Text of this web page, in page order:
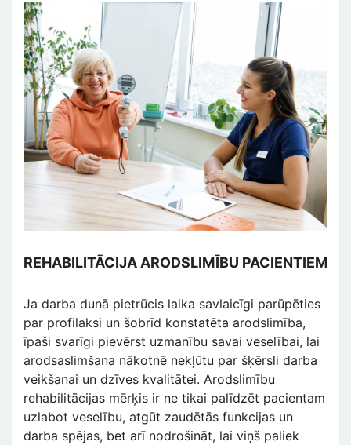
REHABILITĀCIJA ARODSLIMĪBU PACIENTIEM
Ja darba dunā pietrūcis laika savlaicīgi parūpēties
par profilaksi un šobrīd konstatēta arodslimība,
īpaši svarīgi pievērst uzmanību savai veselībai, lai
arodsaslimšana nākotnē nekļūtu par šķērsli darba
veikšanai un dzīves kvalitātei. Arodslimību
rehabilitācijas mērķis ir ne tikai palīdzēt pacientam
uzlabot veselību, atgūt zaudētās funkcijas un
darba spējas, bet arī nodrošināt, lai viņš paliek